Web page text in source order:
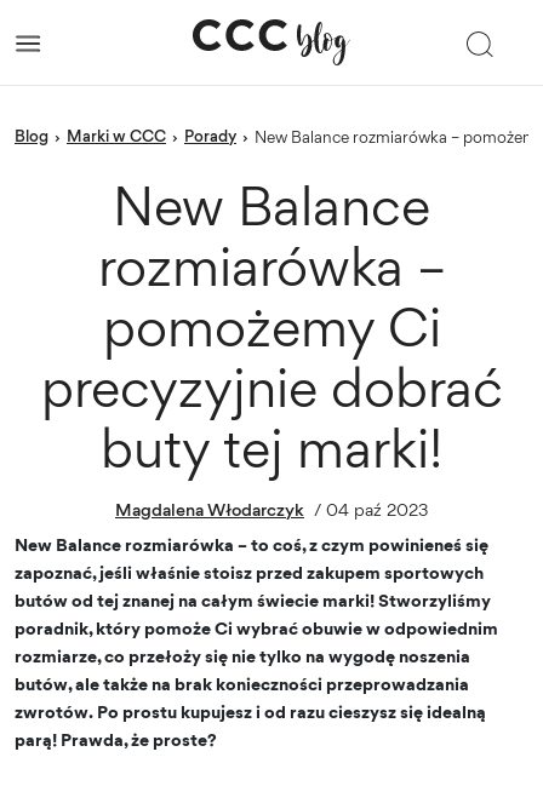
blog › Marki w CCC › porady › New Balance rozmiarówka –
New Balance
rozmiarówka –
pomożemy Ci
precyzyjnie dobrać
buty tej marki!
Magdalena Włodarczyk / 04 paź 2023
New Balance rozmiarówka – to coś, z czym powinieneś się
zapoznać, jeśli właśnie stoisz przed zakupem sportowych
butów od tej znanej na całym świecie marki! Stworzyliśmy
poradnik, który pomoże Ci wybrać obuwie w odpowiednim
rozmiarze, co przełoży się nie tylko na wygodę noszenia
butów, ale także na brak konieczności przeprowadzania
zwrotów. Po prostu kupujesz i od razu cieszysz się idealną
parą! Prawda, że proste?